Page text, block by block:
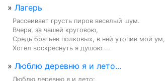
» Лагерь
Рассеивает грусть пиров веселый шум.
Вчера, за чашей круговою,
Средь братьев полковых, в ней утопив мой ум,
Хотел воскреснуть я душою....
» Люблю деревню я и лето...
Люблю деревню я и лето: